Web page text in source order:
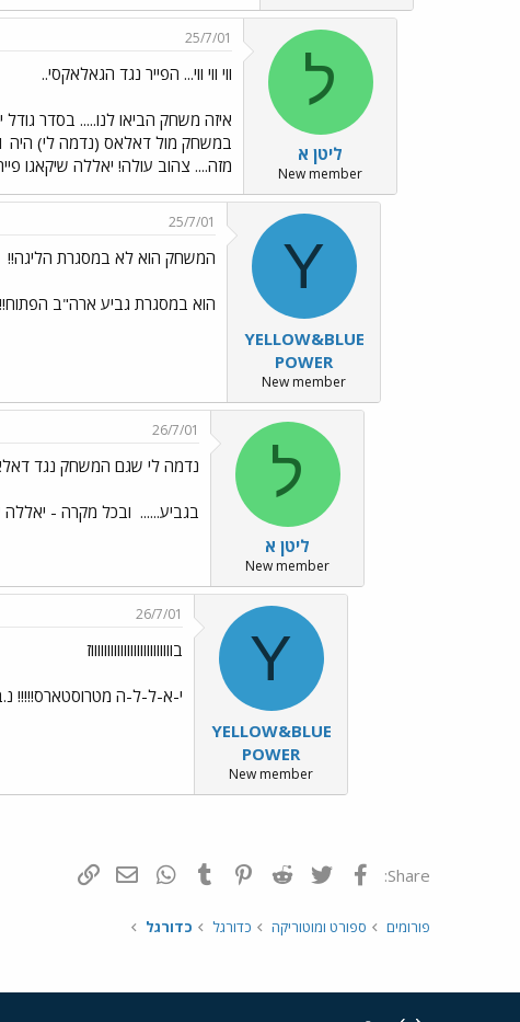
ל
ליטן א
New member
25/7/01
ווי ווי ווי... הפייר נגד הגאלאקסי..
איזה משחק הביאו לנו..... בסדר
מזה.... צהוב עולה! יאללה שיקאגו
Y
YELLOW&BLUE
POWER
New member
25/7/01
המשחק הוא לא במסגרת הליגה!!
הוא במסגרת גביע ארה"ב
ל
ליטן א
New member
26/7/01
נדמה לי שגם המשחק נגד
בגביע...... ובכל מקרה - יאללה
Y
YELLOW&BLUE
POWER
New member
26/7/01
בוווווווווווווווווווווווווז
י-א-ל-ל-ה מטרוסטארס!!!!!
Share: פייסבוק Twitter
Reddit
Pinterest
Tumblr
WhatsAppדואר אלקטרוני
פורומים ספורט ומוטוריקה כדורגל כדורגל